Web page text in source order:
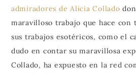
admiradores de Alicia Collado
maravilloso trabajo que hace con
sus trabajos esotéricos, como el
dudo en contar su maravillosa
Collado, ha expuesto en la red